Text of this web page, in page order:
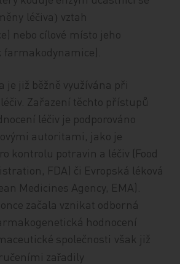
léč iva ( vztah
nebo cílové místo jeho
farmakodynamice).
je již běžně využívána při
Zařazení těchto přístupů
léčiv je podporováno
autoritami, jako je
kontrolu potravin a léčiv (Food
FDA) či Evropská léková
Medicines Agency, EMA).
začala vznikat odborná
hodnocení
společnosti však již
č eními zařadily